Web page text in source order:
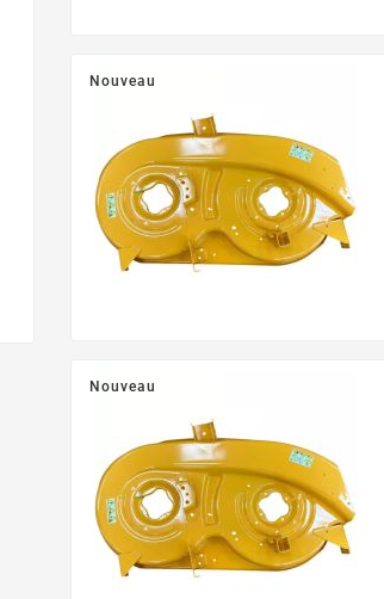
Nouveau
Nouveau